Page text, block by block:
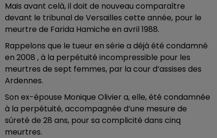
Mais avant celà, il doit de nouveau comparaître
devant le tribunal de Versailles cette année, pour le
meurtre de Farida Hamiche en avril 1988.
Rappelons que le tueur en série a déjà été condamné
en 2008 , à la perpétuité incompressible pour les
meurtres de sept femmes, par la cour d’assises des
Ardennes.
Son ex-épouse Monique Olivier a, elle, été condamnée
à la perpétuité, accompagnée d’une mesure de
sûreté de 28 ans, pour sa complicité dans cinq
meurtres.